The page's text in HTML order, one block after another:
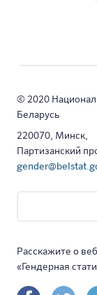
© 2020
Беларусь
220070, Минск,
Партизанский
Расскажите о
«Гендерная